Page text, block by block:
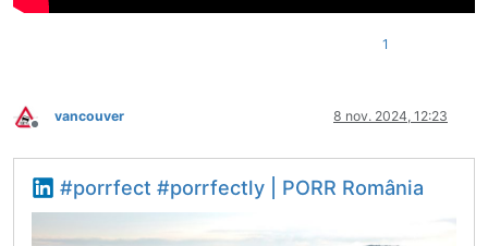
1
Deconectat
vancouver 8 nov. 2024, 12:23
#porrfect #porrfectly | PORR România